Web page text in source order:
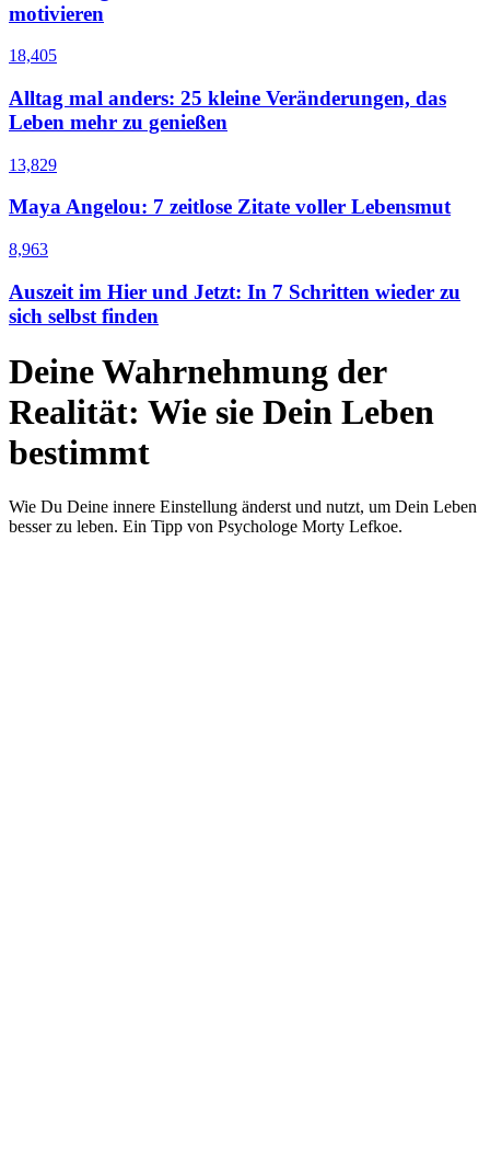
motivieren
18,405
Alltag mal anders: 25 kleine Veränderungen, das
Leben mehr zu genießen
13,829
Maya Angelou: 7 zeitlose Zitate voller Lebensmut
8,963
Auszeit im Hier und Jetzt: In 7 Schritten wieder zu
sich selbst finden
Deine Wahrnehmung der
Realität: Wie sie Dein Leben
bestimmt
Wie Du Deine innere Einstellung änderst und nutzt, um Dein Leben
besser zu leben. Ein Tipp von Psychologe Morty Lefkoe.